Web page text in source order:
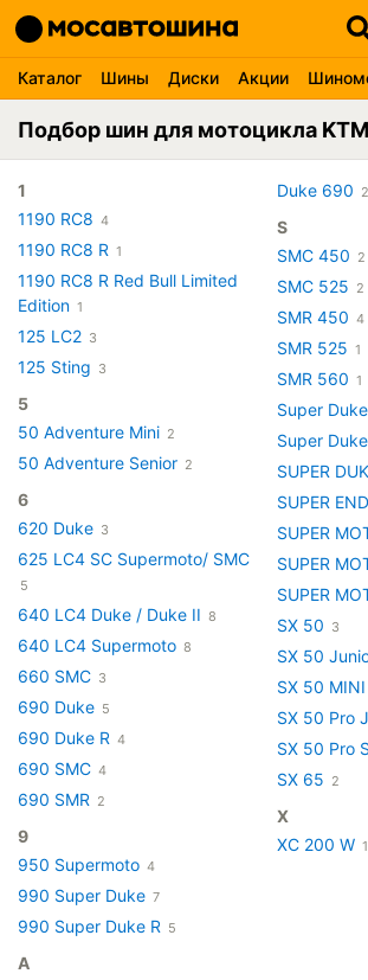
Каталог Шины Диски Акции
Подбор шин для мотоцикла KTM
1
1190 RC8 4
1190 RC8 R 1
1190 RC8 R Red Bull Limited
Edition 1
125 LC2 3
125 Sting 3
5
50 Adventure Mini 2
50 Adventure Senior 2
6
620 Duke 3
625 LC4 SC Supermoto/ SMC
5
640 LC4 Duke / Duke II 8
640 LC4 Supermoto 8
660 SMC 3
690 Duke 5
690 Duke R 4
690 SMC 4
690 SMR 2
9
950 Supermoto 4
990 Super Duke 7
990 Super Duke R 5
A
Duke 690 2
S
SMC 450 2
SMC 525 2
SMR 450 4
SMR 525 1
SMR 560 1
Super
Super
SUPER
SUPER
SUPER
SUPER
SUPER
SX 50 3
SX 50
SX 50 MINI
SX 50 Pro
SX 50 Pro
SX 65 2
X
XC 200 W 1